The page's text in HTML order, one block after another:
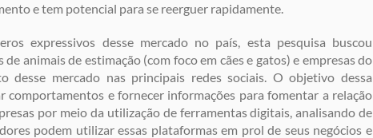
e tem potencial para se reerguer rapidamente.
expressivos desse mercado no país, esta pesquisa buscou
animais de estimação (com foco em cães e gatos) e empresas do
desse mercado nas principais redes sociais. O objetivo dessa
comportamentos e fornecer informações para fomentar a relação
por meio da utilização de ferramentas digitais, analisando de
podem utilizar essas plataformas em prol de seus negócios e